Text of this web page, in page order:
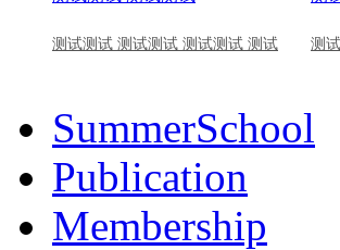
测试测试 测试测试 测试测试 测试 测
SummerSchool
Publication
Membership